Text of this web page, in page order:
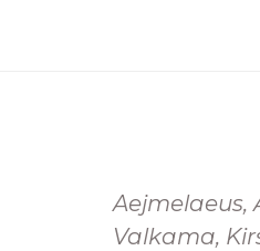
Aejmelaeus,
Valkama,